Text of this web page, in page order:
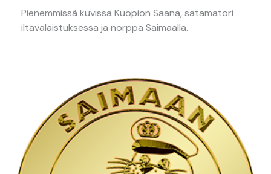
Pienemmissä kuvissa Kuopion Saana, satamatori
iltavalaistuksessa ja norppa Saimaalla.